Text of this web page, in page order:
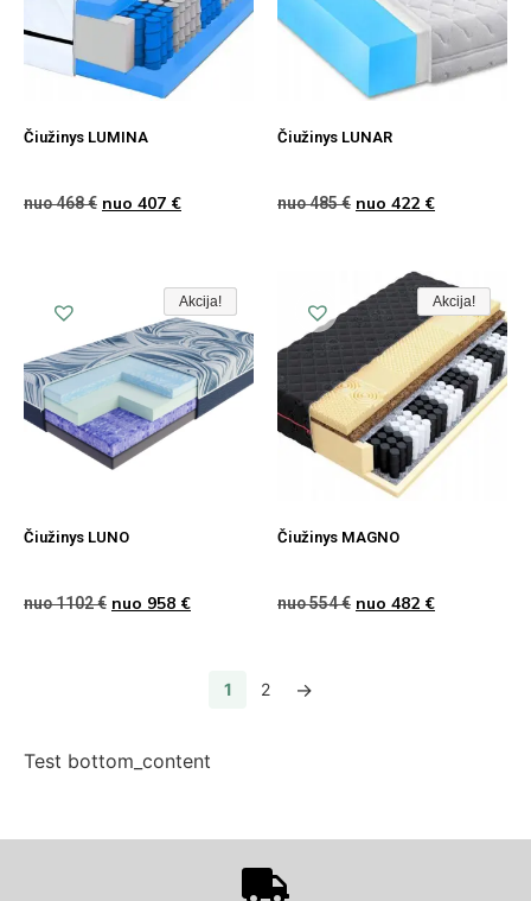
Čiužinys LUMINA
nuo468€ nuo 407 €
Čiužinys LUNAR
nuo485€ nuo 422 €
Akcija!
Akcija
Akcija!
Čiužinys LUNO
nuo1102€ nuo 958 €
Akcija!
Akcija
Akcija!
Čiužinys MAGNO
nuo554€ nuo 482 €
1 2 →
Test bottom_content